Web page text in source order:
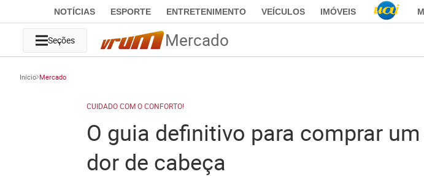
NOTÍCIAS ESPORTE ENTRETENIMENTO VEÍCULOS IMÓVEIS
Seções Mercado
Início Mercado
CUIDADO COM O CONFORTO!
O guia definitivo para comprar
dor de cabeça